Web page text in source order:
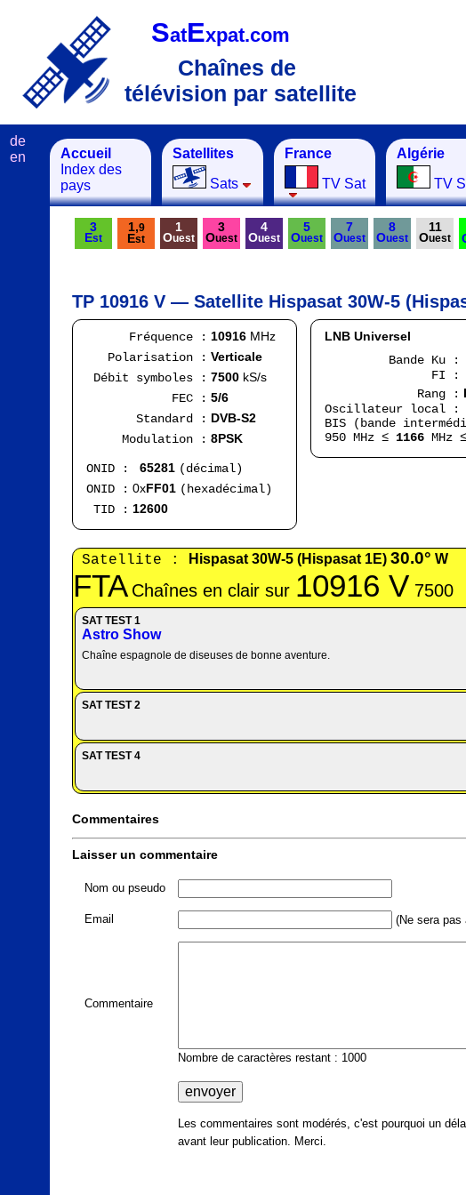
SatExpat.com
Chaînes de
télévision par satellite
Accueil
Index des
pays
Satellites
Sats
France
TV Sat
Algérie
TV
de
en
3
Est
1,9
Est
1
Ouest
3
Ouest
4
Ouest
5
Ouest
7
Ouest
8
Ouest
11
Ouest
TP 10916 V — Satellite Hispasat 30W-5
Fréquence : 10916 MHz
Polarisation : Verticale
Débit symboles : 7500 kS/s
FEC : 5/6
Standard : DVB-S2
Modulation : 8PSK
ONID : 65281 (décimal)
ONID : 0xFF01 (hexadécimal)
TID : 12600
LNB Universel
Bande Ku :
FI :
Rang :
Oscillateur local :
BIS (bande
950 MHz ≤ 1166 MHz
Satellite : Hispasat 30W-5 (Hispasat 1E) 30.0° W
FTA Chaînes en clair sur 10916 V 7500
SAT TEST 1
Astro Show
Chaîne espagnole de diseuses de bonne aventure.
SAT TEST 2
SAT TEST 4
Commentaires
Laisser un commentaire
Nom ou pseudo
Email (Ne sera pas
Commentaire
Nombre de caractères restant : 1000
Les commentaires sont modérés, c'est pourquoi un
avant leur publication. Merci.